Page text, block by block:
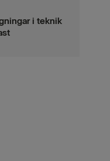
i teknik